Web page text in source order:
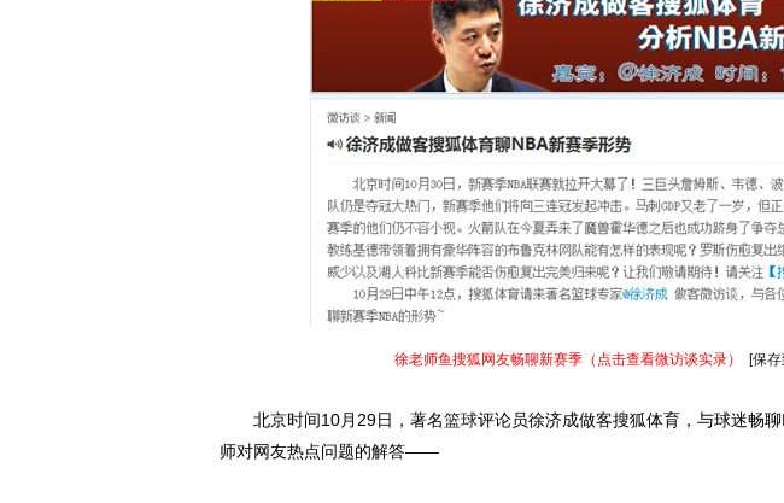
徐老师鱼搜狐网友畅聊新赛季（点击查看微访谈实录） [保
北京时间10月29日，著名篮球评论员徐济成做客搜狐体育，与球迷畅聊
师对网友热点问题的解答——